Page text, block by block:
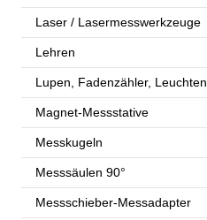
Laser / Lasermesswerkzeuge
Lehren
Lupen, Fadenzähler, Leuchten
Magnet-Messstative
Messkugeln
Messsäulen 90°
Messschieber-Messadapter